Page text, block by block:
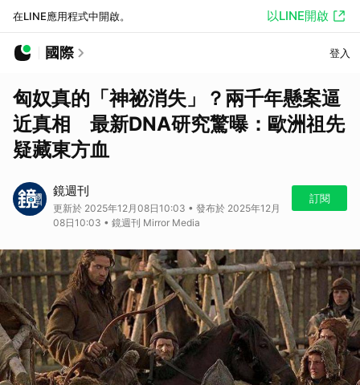
在LINE應用程式中開啟。 以LINE開啟
國際 登入
匈奴真的「神祕消失」？兩千年懸案逼
近真相 最新DNA研究驚曝：歐洲祖先
疑藏東方血
鏡週刊
更新於 2025年12月08日10:03 • 發布於 2025年12月
08日10:03 • 鏡週刊 Mirror Media
訂閱